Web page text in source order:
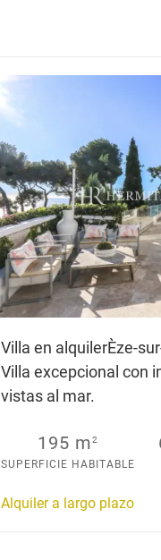
Villa en alquilerÈze-
Villa excepcional con
vistas al mar.
195 m2
SUPERFICIE HABITABLE
Alquiler a largo plazo